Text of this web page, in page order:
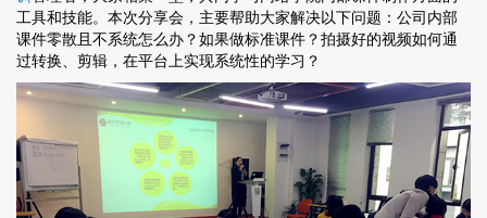
工具和技能。本次分享会，主要帮助大家解决以下问题：公司内部
课件零散且不系统怎么办？如果做标准课件？拍摄好的视频如何通
过转换、剪辑，在平台上实现系统性的学习？